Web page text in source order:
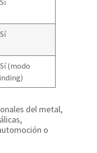
(modo
del metal,
o